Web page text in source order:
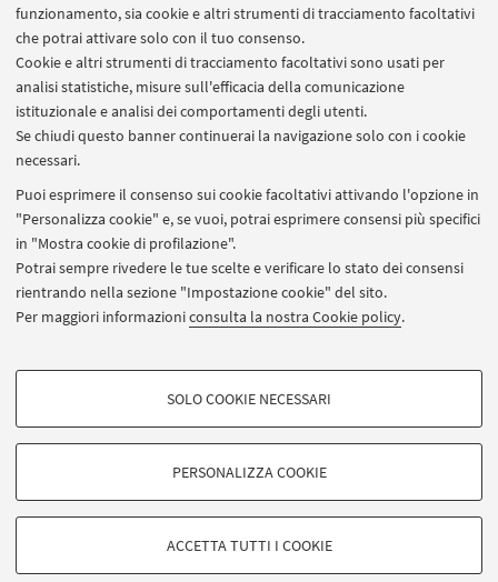
funzionamento, sia cookie e altri strumenti di tracciamento facoltativi
che potrai attivare solo con il tuo consenso.
Cookie e altri strumenti di tracciamento facoltativi sono usati per
analisi statistiche, misure sull'efficacia della comunicazione
istituzionale e analisi dei comportamenti degli utenti.
Se chiudi questo banner continuerai la navigazione solo con i cookie
necessari.
Puoi esprimere il consenso sui cookie facoltativi attivando l'opzione in
"Personalizza cookie" e, se vuoi, potrai esprimere consensi più specifici
in "Mostra cookie di profilazione".
Potrai sempre rivedere le tue scelte e verificare lo stato dei consensi
rientrando nella sezione "Impostazione cookie" del sito.
Per maggiori informazioniconsulta la nostra Cookie policy.
COOKIE DI PROFILAZIONE - FACOLTATIVI
COOKIE TECNICI - NECESSARI
SOLO COOKIE NECESSARI
PERSONALIZZA COOKIE
ACCETTA TUTTI I COOKIE
11
OPEN DAY
Presentazione del corso di Laurea
plurilinguismo, interculturalità
Bologna
In presenza e online
Chi ha o avrà una laurea
Vedi tutti
Via Zamboni, 33 - 40126 Bologna - Partita IVA: 01131710376
Privacy|Note legali|Impostazioni Cookie